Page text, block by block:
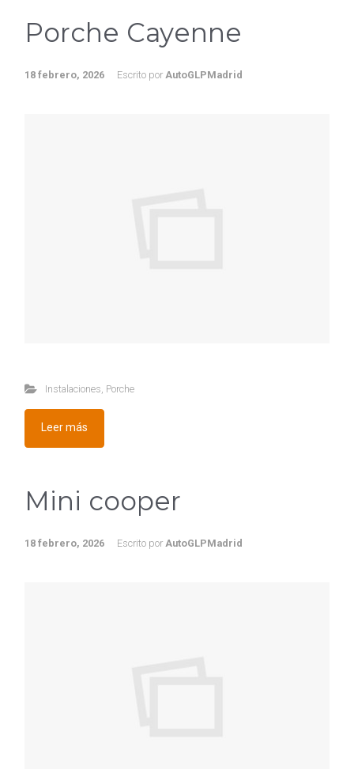
Porche Cayenne
18 febrero, 2026 Escrito por AutoGLPMadrid
Instalaciones Porche
Leer más
Mini cooper
18 febrero, 2026 Escrito por AutoGLPMadrid